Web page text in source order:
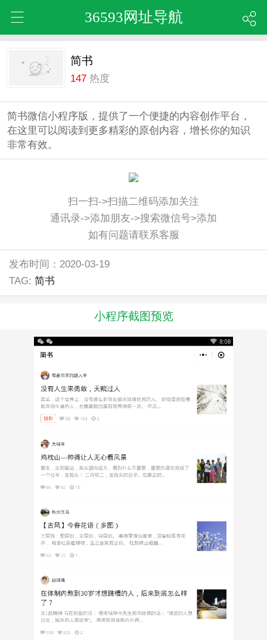
36593网址导航
简书
147热度
简书微信小程序版，提供了一个便捷的内容创作平台，
在这里可以阅读到更多精彩的原创内容，增长你的知识
非常有效。
扫一扫->扫描二维码添加关注
通讯录->添加朋友->搜索微信号>添加
如有问题请联系客服
发布时间：2020-03-19
TAG: 简书
小程序截图预览